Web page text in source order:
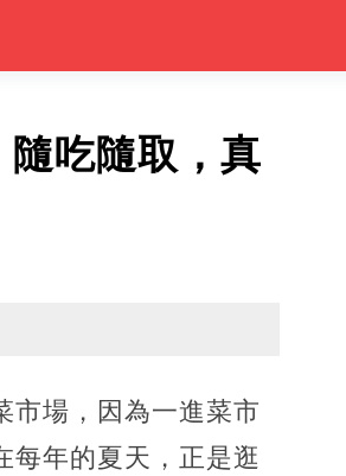
吃隨取，真
市場，因為一進菜市
每年的夏天，正是逛